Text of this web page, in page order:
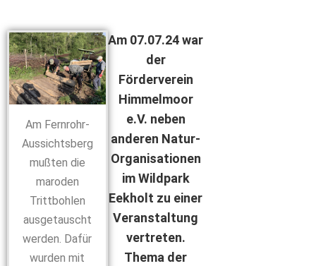
Am Fernrohr-
Aussichtsberg
mußten die
maroden
Trittbohlen
ausgetauscht
werden. Dafür
wurden mit
Am 07.07.24 war
der
Förderverein
Himmelmoor
e.V. neben
anderen Natur-
Organisationen
im Wildpark
Eekholt zu einer
Veranstaltung
vertreten.
Thema der